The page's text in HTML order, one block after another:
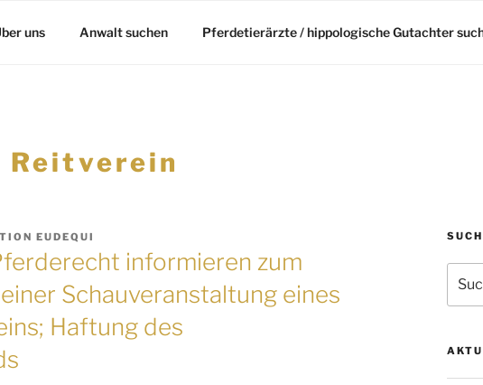
uns Anwalt suchen Pferdetierärzte / hippologische Gutachter
Reitverein
EUDEQUI
informieren zum
Schauveranstaltung eines
Haftung des
nach: